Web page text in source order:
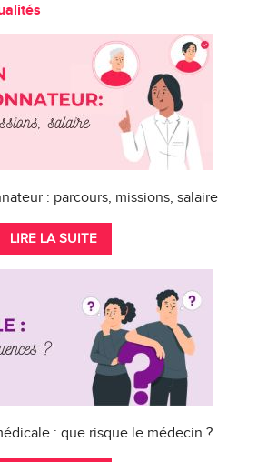
: parcours, missions, salaire
LIRE LA SUITE
: que risque le médecin ?